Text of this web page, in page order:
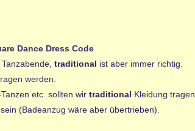
Dance Dress Code
traditional ist aber immer richtig.
werden.
etc. sollten wir traditional Kleidung tragen.
sein (Badeanzug wäre aber übertrieben).